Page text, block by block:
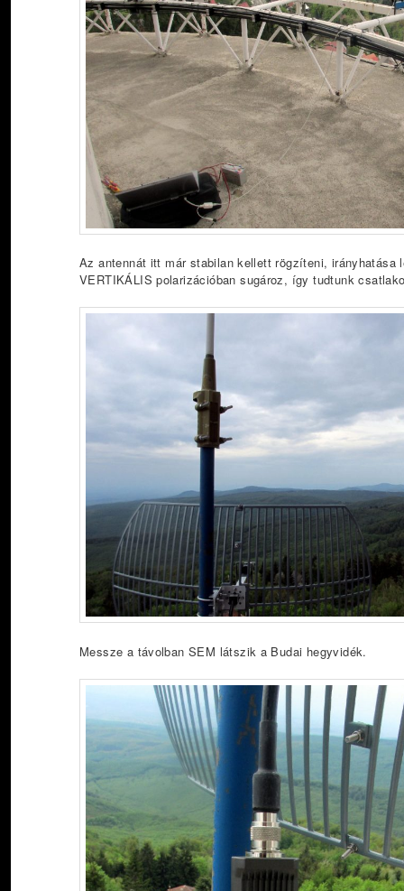
Az antennát itt már stabilan kellett rögzíteni, irányhatása
VERTIKÁLIS polarizációban sugároz, így tudtunk
Messze a távolban SEM látszik a Budai hegyvidék.